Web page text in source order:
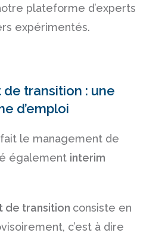
plateforme d’experts
expérimentés.
transition : une
d’emploi
fait le management de
également interim
de transition consiste en
c’est à dire